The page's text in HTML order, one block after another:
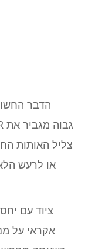
הדבר
צליל האותות
או לרעש
ציוד עם
אקראי על